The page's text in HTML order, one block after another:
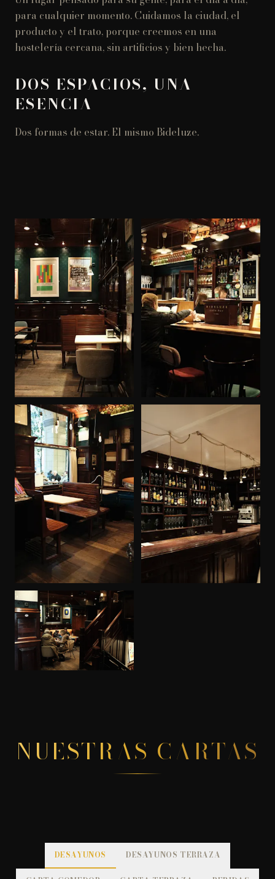
para cualquier momento. Cuidamos la ciudad, el
producto y el trato, porque creemos en una
hostelería cercana, sin artificios y bien hecha.
DOS ESPACIOS, UNA
ESENCIA
Dos formas de estar. El mismo Bideluze.
NUESTRAS CARTAS
DESAYUNOS DESAYUNOS TERRAZA